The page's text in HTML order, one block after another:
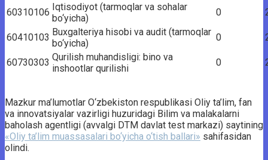
60310106 Iqtisodiyot (tarmoqlar va sohalar
bo‘yicha)
0
60410103 Buxgalteriya hisobi va audit (tarmoqlar
bo‘yicha)
0
60730303 Qurilish muhandisligi: bino va
inshootlar qurilishi
0
Mazkur ma’lumotlar O‘zbekiston respublikasi Oliy ta’lim, fan
va innovatsiyalar vazirligi huzuridagi Bilim va malakalarni
baholash agentligi (avvalgi DTM davlat test markazi) saytining
«Oliy ta’lim muassasalari bo‘yicha o‘tish ballari» sahifasidan
olindi.